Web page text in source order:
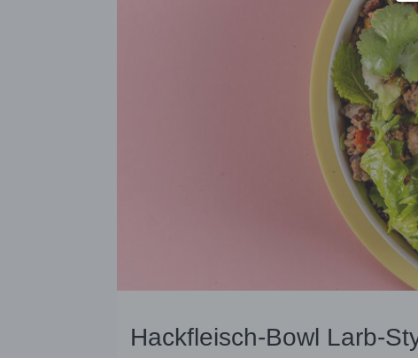
Hackfleisch-Bowl Larb-